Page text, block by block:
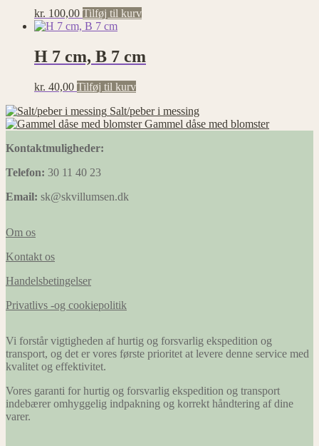
kr. 100,00 Tilføj til kurv
H 7 cm, B 7 cm
kr. 40,00 Tilføj til kurv
Salt/peber i messing
Gammel dåse med blomster
Kontaktmuligheder:
Telefon: 30 11 40 23
Email: sk@skvillumsen.dk
Om os
Kontakt os
Handelsbetingelser
Privatlivs -og cookiepolitik
Vi forstår vigtigheden af hurtig og forsvarlig ekspedition og
transport, og det er vores første prioritet at levere denne service med
kvalitet og effektivitet.
Vores garanti for hurtig og forsvarlig ekspedition og transport
indebærer omhyggelig indpakning og korrekt håndtering af dine
varer.